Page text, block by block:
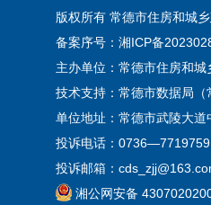
版权所有 常德市住房和城
备案序号：湘ICP备
主办单位：常德市住房和城
技术支持：常德市数据局（
单位地址：常德市武陵大道
投诉电话：0736—7719759
投诉邮箱：
湘公网安备